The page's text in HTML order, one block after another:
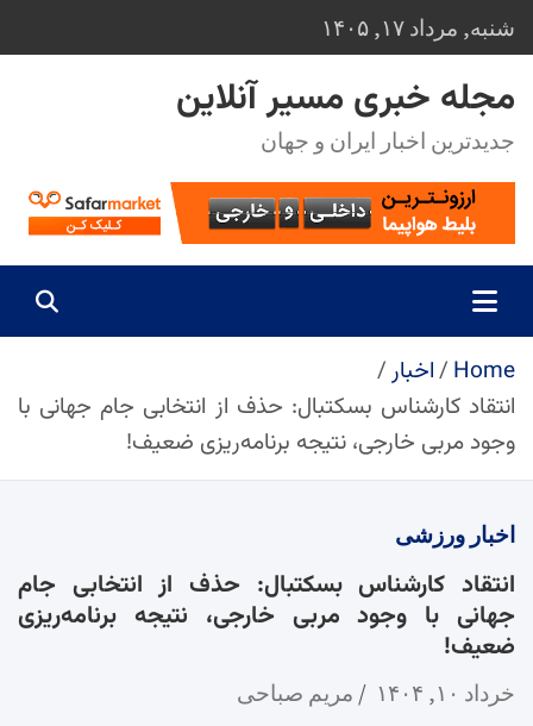
Skip
to
content
شنبه, مرداد ۱۷, ۱۴۰۵
مجله خبری مسیر آنلاین
جدیدترین اخبار ایران و جهان
Home
اخبار
انتقاد کارشناس بسکتبال: حذف از انتخابی جام جهانی با
وجود مربی خارجی، نتیجه برنامه‌ریزی ضعیف!
اخبار ورزشی
انتقاد کارشناس بسکتبال: حذف از انتخابی جام
جهانی با وجود مربی خارجی، نتیجه برنامه‌ریزی
ضعیف!
خرداد ۱۰, ۱۴۰۴ مریم صباحی